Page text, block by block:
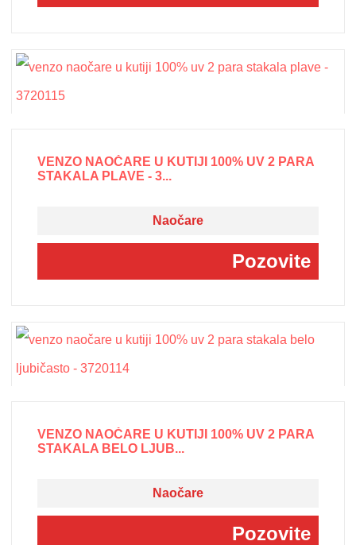
VENZO NAOČARE U KUTIJI 100% UV 2 PARA
STAKALA PLAVE - 3...
Naočare
Pozovite
VENZO NAOČARE U KUTIJI 100% UV 2 PARA
STAKALA BELO LJUB...
Naočare
Pozovite